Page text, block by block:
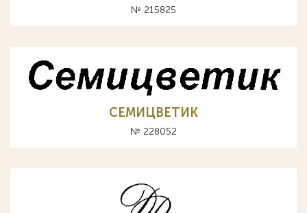
№ 215825
СЕМИЦВЕТИК
№ 228052